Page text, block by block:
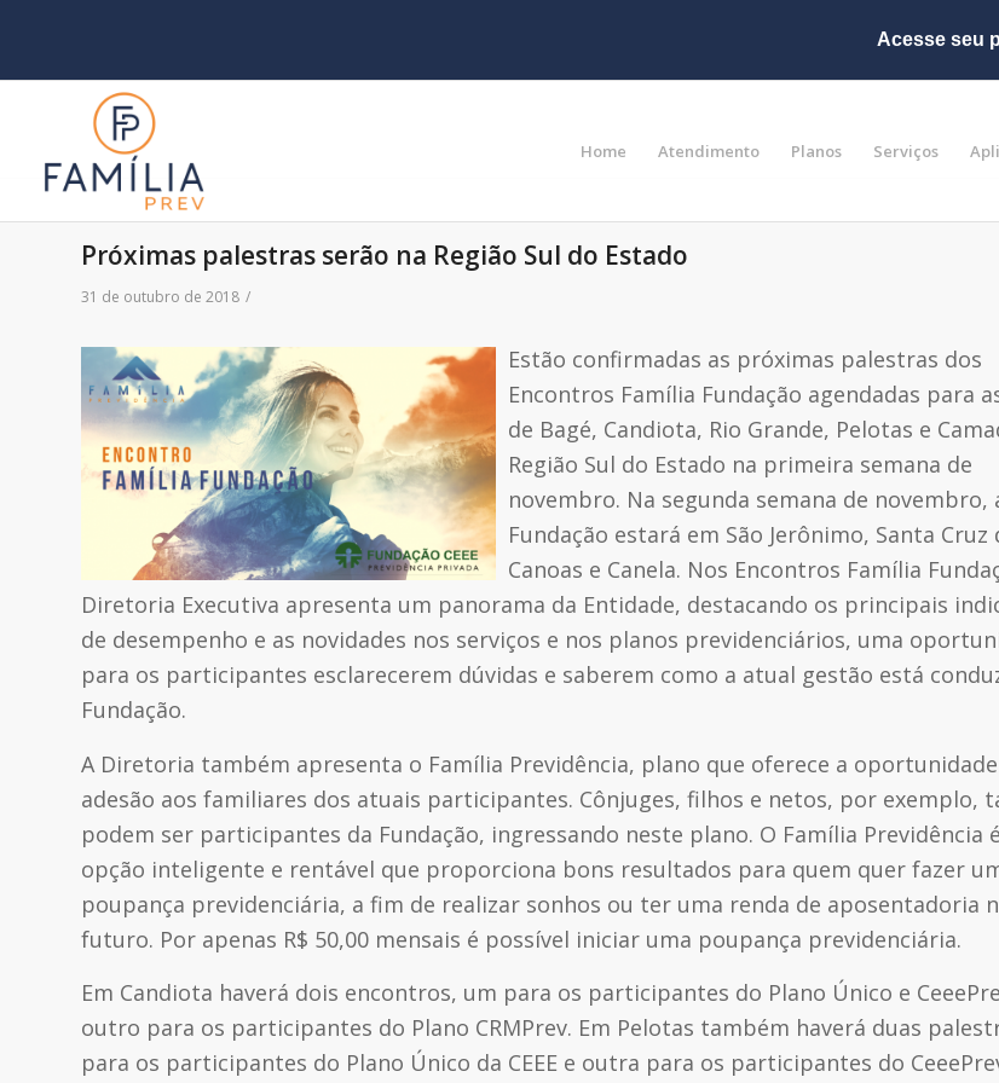
Home Atendimento Planos Serviços
Próximas palestras serão na Região Sul do Estado
31 de outubro de 2018 /
Estão confirmadas as próximas palestras dos
Encontros Família Fundação agendadas para
de Bagé, Candiota, Rio Grande, Pelotas e
Região Sul do Estado na primeira semana de
novembro. Na segunda semana de novembro,
Fundação estará em São Jerônimo, Santa Cruz
Canoas e Canela. Nos Encontros Família
Diretoria Executiva apresenta um panorama da Entidade, destacando os principais
de desempenho e as novidades nos serviços e nos planos previdenciários, uma
para os participantes esclarecerem dúvidas e saberem como a atual gestão está
Fundação.
A Diretoria também apresenta o Família Previdência, plano que oferece a
adesão aos familiares dos atuais participantes. Cônjuges, filhos e netos, por exemplo,
podem ser participantes da Fundação, ingressando neste plano. O Família Previdência
opção inteligente e rentável que proporciona bons resultados para quem quer fazer
poupança previdenciária, a fim de realizar sonhos ou ter uma renda de aposentadoria
futuro. Por apenas R$ 50,00 mensais é possível iniciar uma poupança previdenciária.
Em Candiota haverá dois encontros, um para os participantes do Plano Único e
outro para os participantes do Plano CRMPrev. Em Pelotas também haverá duas
para os participantes do Plano Único da CEEE e outra para os participantes do